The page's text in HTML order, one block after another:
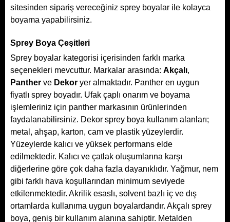
sitesinden sipariş vereceğiniz sprey boyalar ile kolayca
boyama yapabilirsiniz.
Sprey Boya Çeşitleri
Sprey boyalar kategorisi içerisinden farklı marka
seçenekleri mevcuttur. Markalar arasında: Akçalı,
Panther ve Dekor yer almaktadır. Panther en uygun
fiyatlı sprey boyadır. Ufak çaplı onarım ve boyama
işlemleriniz için panther markasının ürünlerinden
faydalanabilirsiniz. Dekor sprey boya kullanım alanları;
metal, ahşap, karton, cam ve plastik yüzeylerdir.
Yüzeylerde kalıcı ve yüksek performans elde
edilmektedir. Kalıcı ve çatlak oluşumlarına karşı
diğerlerine göre çok daha fazla dayanıklıdır. Yağmur, nem
gibi farklı hava koşullarından minimum seviyede
etkilenmektedir. Akrilik esaslı, solvent bazlı iç ve dış
ortamlarda kullanıma uygun boyalardandır. Akçalı sprey
boya, geniş bir kullanım alanına sahiptir. Metalden